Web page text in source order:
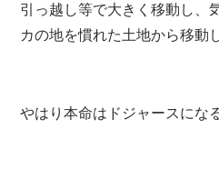
引っ越し等で大きく移動し、
カの地を慣れた土地から移動
やはり本命はドジャースにな